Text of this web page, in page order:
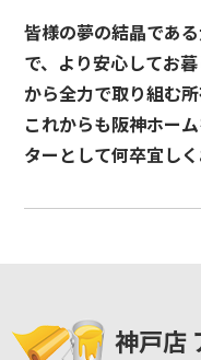
皆様の夢の結晶であ
で、より安心してお
から全力で取り組む所
これからも阪神ホー
ターとして何卒宜し
神戸店